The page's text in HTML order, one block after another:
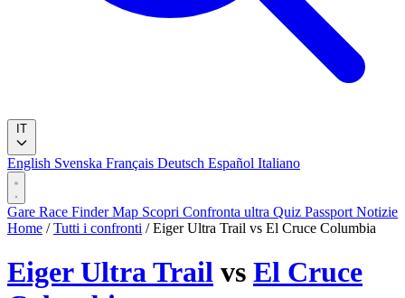
English Svenska Français Deutsch Español Italiano
Gare Race FinderMap Scopri Confronta ultra Quiz Passport Notizie
Home / Tutti i confronti / Eiger Ultra Trail vs El Cruce Columbia
Eiger Ultra Trail vs El Cruce